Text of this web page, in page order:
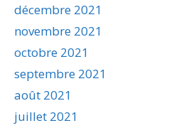
décembre 2021
novembre 2021
octobre 2021
septembre 2021
août 2021
juillet 2021